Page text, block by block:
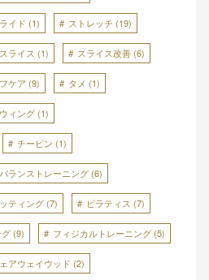
イド (1) ストレッチ (19)
スライス (1) スライス改善 (6)
ケア (9) タメ (1)
ィング (1)
チーピン (1)
バランストレーニング (6)
ティング (7) ピラティス (7)
(9) フィジカルトレーニング (5)
アウェイウッド (2)